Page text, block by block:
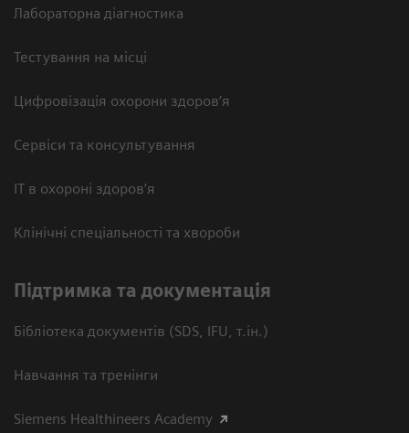
Лабораторна діагностика
Тестування на місці
Цифровізація охорони здоров’я
Сервіси та консультування
ІТ в охороні здоров’я
Клінічні спеціальності та хвороби
Підтримка та документація
Бібліотека документів (SDS, IFU, т.ін.)
Навчання та тренінги
Siemens Healthineers Academy